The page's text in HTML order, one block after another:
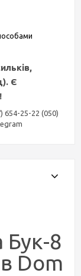
Є
654-25-22 (050)
Бук-8
Dom